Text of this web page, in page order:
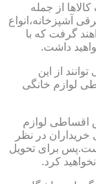
از جمله
آشپزخانه،انواع
گرفت که با
داشت.
از این
لوازم خانگی
اقساطی لوازم
در نظر
برای تحویل
کرد.